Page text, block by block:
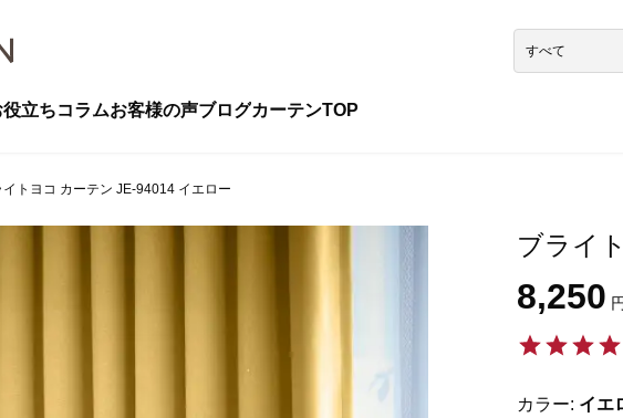
役立ちコラムお客様の声ブログカーテンTOP
イトヨコ カーテン JE-94014 イエロー
ブライ
8,250
カラー: イエ